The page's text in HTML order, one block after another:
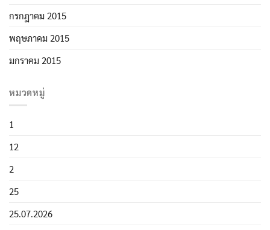
กรกฎาคม 2015
พฤษภาคม 2015
มกราคม 2015
หมวดหมู่
1
12
2
25
25.07.2026